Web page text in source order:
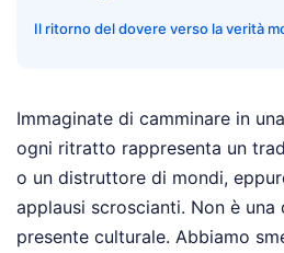
Il ritorno del dovere verso la verità
Immaginate di camminare in
ogni ritratto rappresenta un
o un distruttore di mondi,
applausi scroscianti. Non è
presente culturale. Abbiamo